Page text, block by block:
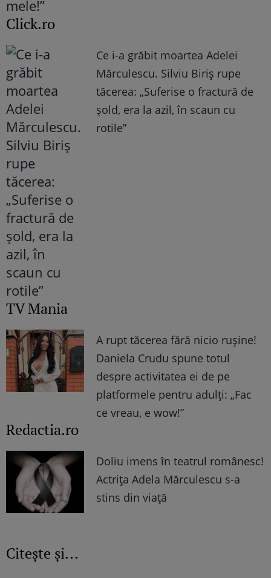
Click.ro
Ce i-a grăbit moartea Adelei
Mărculescu. Silviu Biriș rupe
tăcerea: „Suferise o fractură de
șold, era la azil, în scaun cu
rotile”
TV Mania
A rupt tăcerea fără nicio rușine!
Daniela Crudu spune totul
despre activitatea ei de pe
platformele pentru adulți: „Fac
ce vreau, e wow!”
Redactia.ro
Doliu imens în teatrul românesc!
Actrița Adela Mărculescu s-a
stins din viață
Citește și...